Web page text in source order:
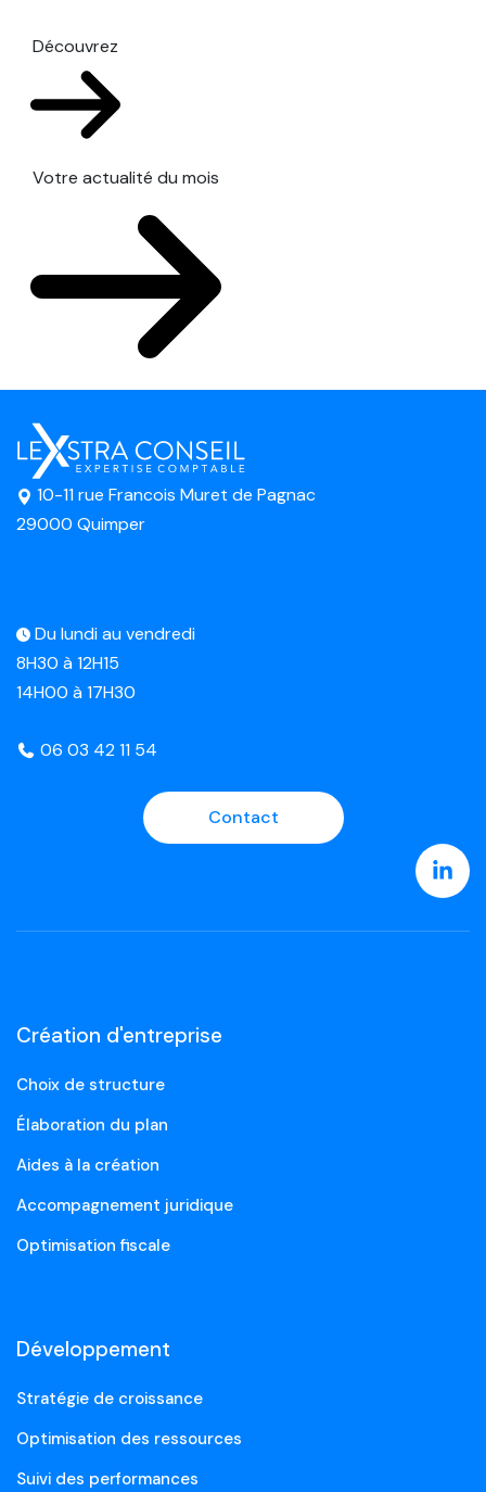
Découvrez
Votre actualité du mois
10-11 rue Francois Muret de Pagnac
29000 Quimper
Du lundi au vendredi
8H30 à 12H15
14H00 à 17H30
06 03 42 11 54
Contact
Création d'entreprise
Choix de structure
Élaboration du plan
Aides à la création
Accompagnement juridique
Optimisation fiscale
Développement
Stratégie de croissance
Optimisation des ressources
Suivi des performances